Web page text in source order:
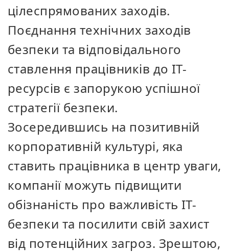
цілеспрямованих заходів.
Поєднання технічних заходів
безпеки та відповідального
ставлення працівників до ІТ-
ресурсів є запорукою успішної
стратегії безпеки.
Зосередившись на позитивній
корпоративній культурі, яка
ставить працівника в центр уваги,
компанії можуть підвищити
обізнаність про важливість ІТ-
безпеки та посилити свій захист
від потенційних загроз. Зрештою,